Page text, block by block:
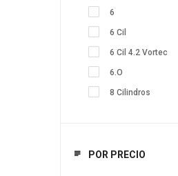
6
6 Cil
6 Cil 4.2 Vortec
6.o
8 Cilindros
POR PRECIO